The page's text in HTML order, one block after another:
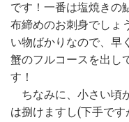
です！一番は塩焼きの
布締めのお刺身でしょ
い物ばかりなので、早
蟹のフルコースを出し
す！
ちなみに、小さい頃
は捌けますし(下手で